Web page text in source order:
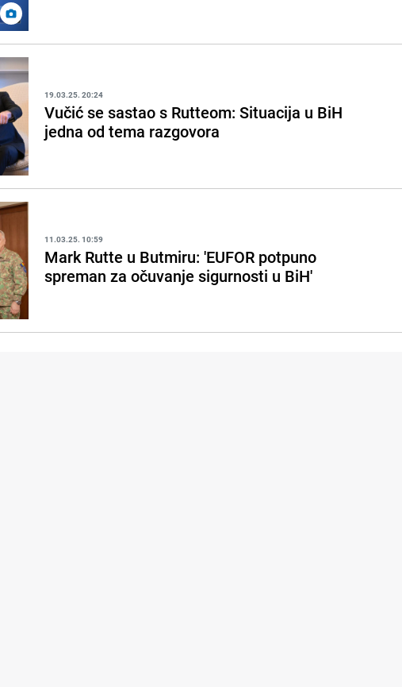
19.03.25. 20:24
Vučić se sastao s Rutteom: Situacija u BiH
jedna od tema razgovora
11.03.25. 10:59
Mark Rutte u Butmiru: 'EUFOR potpuno
spreman za očuvanje sigurnosti u BiH'